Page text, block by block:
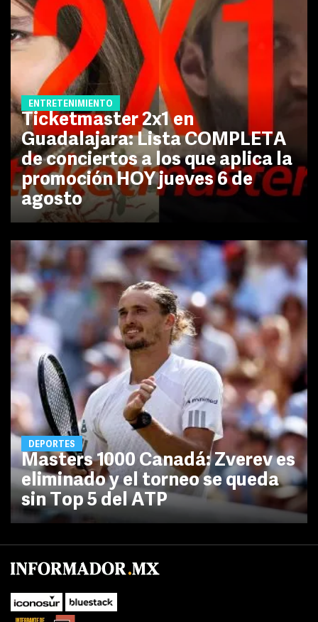
ENTRETENIMIENTO
Ticketmaster 2x1 en
Guadalajara: Lista COMPLETA
de conciertos a los que aplica la
promoción HOY jueves 6 de
agosto
DEPORTES
Masters 1000 Canadá: Zverev es
eliminado y el torneo se queda
sin Top 5 del ATP